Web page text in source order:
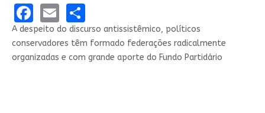
Facebook
EmailShare
A despeito do discurso antissistêmico, políticos
conservadores têm formado federações radicalmente
organizadas e com grande aporte do Fundo Partidário